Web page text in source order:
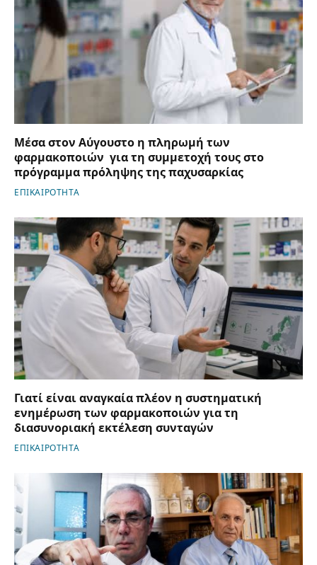
Μέσα στον Αύγουστο η πληρωμή των
φαρμακοποιών για τη συμμετοχή τους στο
πρόγραμμα πρόληψης της παχυσαρκίας
ΕΠΙΚΑΙΡΟΤΗΤΑ
Γιατί είναι αναγκαία πλέον η συστηματική
ενημέρωση των φαρμακοποιών για τη
διασυνοριακή εκτέλεση συνταγών
ΕΠΙΚΑΙΡΟΤΗΤΑ